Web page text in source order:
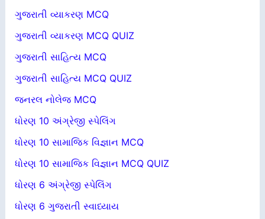
ગુજરાતી વ્યાકરણ MCQ
ગુજરાતી વ્યાકરણ MCQ QUIZ
ગુજરાતી સાહિત્ય MCQ
ગુજરાતી સાહિત્ય MCQ QUIZ
જનરલ નોલેજ MCQ
ધોરણ 10 અંગ્રેજી સ્પેલિંગ
ધોરણ 10 સામાજિક વિજ્ઞાન MCQ
ધોરણ 10 સામાજિક વિજ્ઞાન MCQ QUIZ
ધોરણ 6 અંગ્રેજી સ્પેલિંગ
ધોરણ 6 ગુજરાતી સ્વાધ્યાય